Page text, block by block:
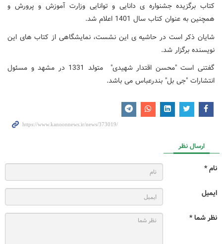
کتاب برگزیده جشنواره ی دانایی و توانایی وزارت آموزش و پرورش و
همچنین به عنوان کتاب سال 1401 اعلام شد.
شایان ذکر است در حاشیه ی این نشست، نمایشگاهی از کتاب های این
نویسنده برگزار شد.
گفتنی است "محسن اقتدار شهیدی" متولد 1331 در مشهد و مسئول
انتشارات "جی بل" بندرعباس می باشد.
ارسال نظر
نام *
ایمیل
نظر شما *